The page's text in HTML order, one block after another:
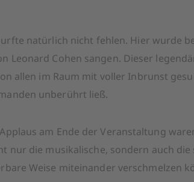
natürlich nicht fehlen. Hier
Leonard Cohen sangen. Dieser
allen im Raum mit voller Inbrunst
unberührt ließ.
am Ende der Veranstaltung
nur die musikalische, sondern auch
Weise miteinander verschmelzen